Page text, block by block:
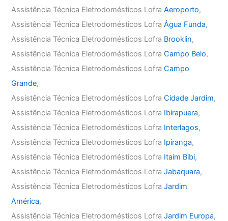
Assistência Técnica Eletrodomésticos LofraAeroporto,
Assistência Técnica Eletrodomésticos LofraÁgua Funda,
Assistência Técnica Eletrodomésticos Lofra Brooklin,
Assistência Técnica Eletrodomésticos LofraCampo Belo,
Assistência Técnica Eletrodomésticos LofraCampo
Grande,
Assistência Técnica Eletrodomésticos LofraCidade Jardim,
Assistência Técnica Eletrodomésticos Lofra Ibirapuera,
Assistência Técnica Eletrodomésticos Lofra Interlagos,
Assistência Técnica Eletrodomésticos Lofra Ipiranga,
Assistência Técnica Eletrodomésticos Lofra Itaim Bibi,
Assistência Técnica Eletrodomésticos LofraJabaquara,
Assistência Técnica Eletrodomésticos LofraJardim
América,
Assistência Técnica Eletrodomésticos LofraJardim Europa,